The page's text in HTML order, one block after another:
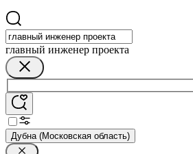
главный инженер проекта
Дубна (Московская область)